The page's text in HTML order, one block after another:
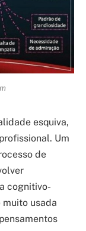
esquiva,
Um
de
cognitivo-
muito usada